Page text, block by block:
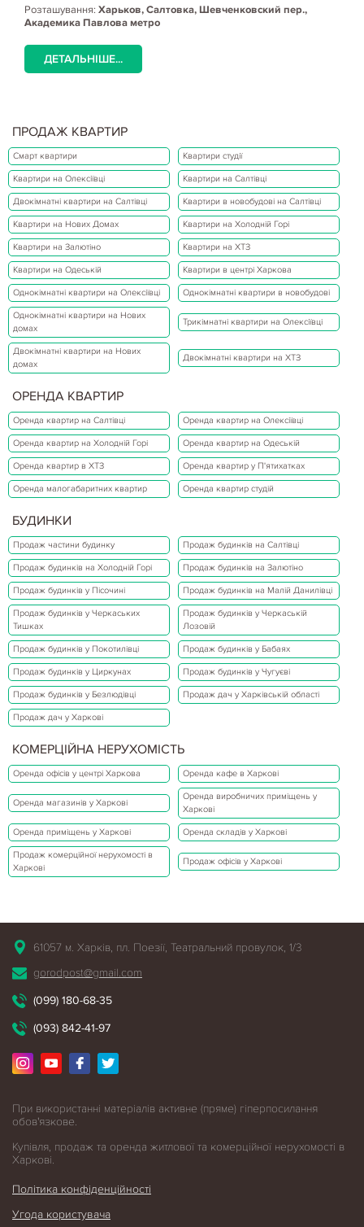
Розташування: Харьков, Салтовка, Шевченковский пер.,
Академика Павлова метро
ДЕТАЛЬНІШЕ...
ПРОДАЖ КВАРТИР
Смарт квартири Квартири студії
Квартири на Олексіївці Квартири на Салтівці
Двокімнатні квартири на Салтівці Квартири в новобудові на Салтівці
Квартири на Нових Домах Квартири на Холодній Горі
Квартири на Залютіно Квартири на ХТЗ
Квартири на Одеській Квартири в центрі Харкова
Однокімнатні квартири на Олексіївці Однокімнатні квартири в новобудові
Однокімнатні квартири на Нових
домах
Трикімнатні квартири на Олексіївці
Двокімнатні квартири на Нових
домах
Двокімнатні квартири на ХТЗ
ОРЕНДА КВАРТИР
Оренда квартир на Салтівці Оренда квартир на Олексіївці
Оренда квартир на Холодній Горі Оренда квартир на Одеській
Оренда квартир в ХТЗ Оренда квартир у П'ятихатках
Оренда малогабаритних квартир Оренда квартир студій
БУДИНКИ
Продаж частини будинку Продаж будинків на Салтівці
Продаж будинків на Холодній Горі Продаж будинків на Залютіно
Продаж будинків у Пісочині Продаж будинків на Малій Данилівці
Продаж будинків у Черкаських
Тишках
Продаж будинків у Черкаській
Лозовій
Продаж будинків у Покотилівці Продаж будинків у Бабаях
Продаж будинків у Циркунах Продаж будинків у Чугуєві
Продаж будинків у Безлюдівці Продаж дач у Харківській області
Продаж дач у Харкові
КОМЕРЦІЙНА НЕРУХОМІСТЬ
Оренда офісів у центрі Харкова Оренда кафе в Харкові
Оренда магазинів у Харкові
Оренда виробничих приміщень у
Харкові
Оренда приміщень у Харкові Оренда складів у Харкові
Продаж комерційної нерухомості в
Харкові
Продаж офісів у Харкові
61057 м. Харків, пл. Поезії, Театральний провулок, 1/3
gorodpost@gmail.com
(099) 180-68-35
(093) 842-41-97
При використанні матеріалів активне (пряме) гіперпосилання
обов'язкове.
Купівля, продаж та оренда житлової та комерційної нерухомості в
Харкові.
Політика конфіденційності
Угода користувача